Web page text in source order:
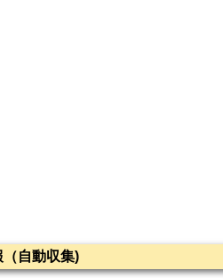
自動収集)